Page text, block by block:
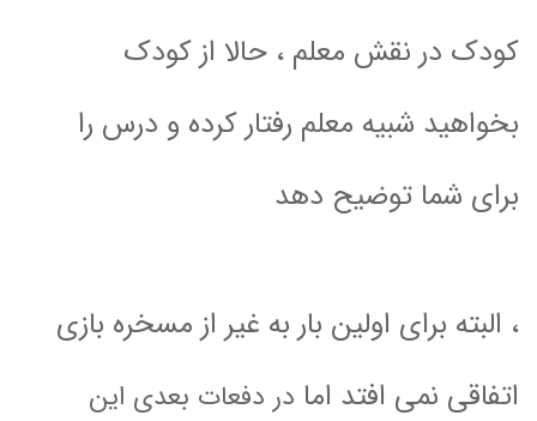
کودک در نقش معلم ، حالا از کودک
بخواهید شبیه معلم رفتار کرده و درس را
برای شما توضیح دهد
، البته برای اولین بار به غیر از مسخره بازی
اتفاقی نمی افتد اما در دفعات بعدی این